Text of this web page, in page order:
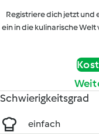
Registriere dich jetzt und
ein in die kulinarische
Schwierigkeitsgrad
einfach